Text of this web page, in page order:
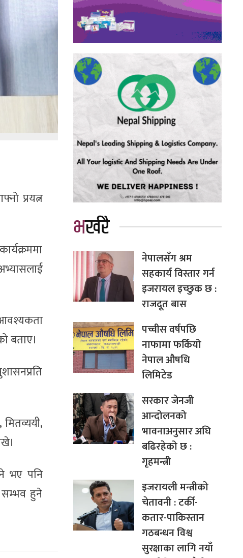
प्रयत्न
बताए।
भए पनि
सम्भव हुने
भर्खरै
नेपालसँग श्रम
सहकार्य विस्तार गर्न
इजरायल इच्छुक छ :
राजदूत बास
पच्चीस वर्षपछि
नाफामा फर्कियो
नेपाल औषधि
लिमिटेड
सरकार जेनजी
आन्दोलनको
भावनाअनुसार अघि
बढिरहेको छ :
गृहमन्त्री
इजरायली मन्त्रीको
चेतावनी : टर्की-
कतार-पाकिस्तान
गठबन्धन विश्व
सुरक्षाका लागि नयाँ